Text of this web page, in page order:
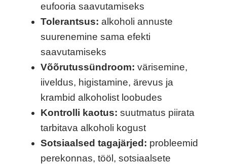
eufooria saavutamiseks
Tolerantsus: alkoholi annuste
suurenemine sama efekti
saavutamiseks
Võõrutussündroom: värisemine,
iiveldus, higistamine, ärevus ja
krambid alkoholist loobudes
Kontrolli kaotus: suutmatus piirata
tarbitava alkoholi kogust
Sotsiaalsed tagajärjed: probleemid
perekonnas, tööl, sotsiaalsete